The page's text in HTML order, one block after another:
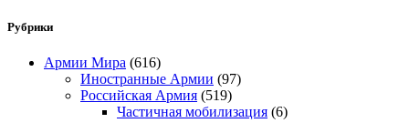
Рубрики
Армии Мира (616)
Иностранные Армии (97)
Российская Армия (519)
Частичная мобилизация (6)